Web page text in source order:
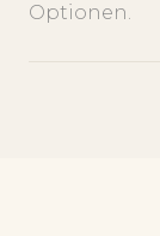
Optionen.